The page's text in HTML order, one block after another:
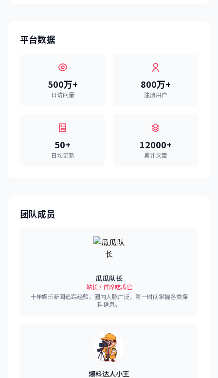
平台数据
500万+
日访问量
800万+
注册用户
50+
日均更新
12000+
累计文章
团队成员
瓜瓜队长
站长 / 首席吃瓜官
十年娱乐新闻追踪经验，圈内人脉广泛，第一时间掌握各类爆
料信息。
爆料达人小王